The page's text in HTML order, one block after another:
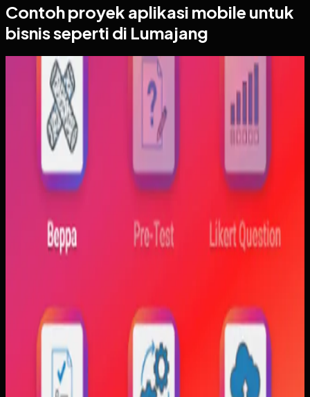
Contoh proyek aplikasi mobile untuk
bisnis seperti di Lumajang
Aplikasi Mobile
Trajectfika
Trajectfika
Sebelumnya
Mahasiswa sering kesulitan menghubungkan persamaan
matematis dengan perilaku fisik yang sebenarnya,
konsisten. Materi yang hanya tampil statis juga membuat
konsep perubahan fase dan perilaku sistem sulit
dibayangkan.
visualisasi gerak, dan grafik yang berubah langsung saat
variabel diubah. Dengan begitu, mahasiswa bisa melihat
hubungan antara teori dan simulasi secara lebih konkret.
Baca studi kasus lengkap